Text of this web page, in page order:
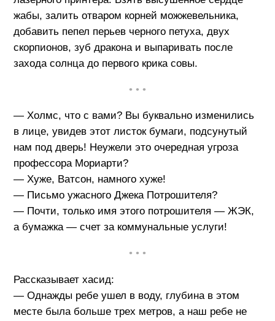
жабы, залить отваром корней можжевельника,
добавить пепел перьев черного петуха, двух
скорпионов, зуб дракона и выпаривать после
захода солнца до первого крика совы.
• • •
— Холмс, что с вами? Вы буквально изменились
в лице, увидев этот листок бумаги, подсунутый
нам под дверь! Неужели это очередная угроза
профессора Мориарти?
— Хуже, Ватсон, намного хуже!
— Письмо ужасного Джека Потрошителя?
— Почти, только имя этого потрошителя — ЖЭК,
а бумажка — счет за коммунальные услуги!
• • •
Рассказывает хасид:
— Однажды ребе ушел в воду, глубина в этом
месте была больше трех метров, а наш ребе не